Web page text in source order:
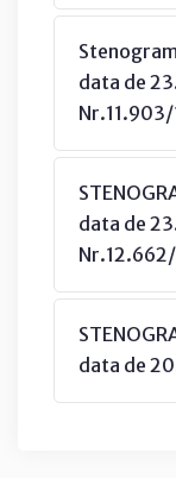
data de
data de
data de